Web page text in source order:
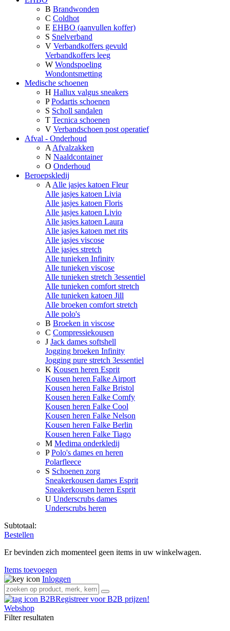
B Brandwonden
C Coldhot
E EHBO (aanvullen koffer)
S Snelverband
V Verbandkoffers gevuld
Verbandkoffers leeg
W Wondspoeling
Wondontsmetting
Medische schoenen
H Hallux valgus sneakers
P Podartis schoenen
S Scholl sandalen
T Tecnica schoenen
V Verbandschoen post operatief
Afval - Onderhoud
A Afvalzakken
N Naaldcontainer
O Onderhoud
Beroepskledij
A Alle jasjes katoen Fleur
Alle jasjes katoen Livia
Alle jasjes katoen Floris
Alle jasjes katoen Livio
Alle jasjes katoen Laura
Alle jasjes katoen met rits
Alle jasjes viscose
Alle jasjes stretch
Alle tunieken Infinity
Alle tunieken viscose
Alle tunieken stretch 3essentiel
Alle tunieken comfort stretch
Alle tunieken katoen Jill
Alle broeken comfort stretch
Alle polo's
B Broeken in viscose
C Compressiekousen
J Jack dames softshell
Jogging broeken Infinity
Jogging pure stretch 3essentiel
K Kousen heren Esprit
Kousen heren Falke Airport
Kousen heren Falke Bristol
Kousen heren Falke Comfy
Kousen heren Falke Cool
Kousen heren Falke Nelson
Kousen heren Falke Berlin
Kousen heren Falke Tiago
M Medima onderkledij
P Polo's dames en heren
Polarfleece
S Schoenen zorg
Sneakerkousen dames Esprit
Sneakerkousen heren Esprit
U Underscrubs dames
Underscrubs heren
Subtotaal:
Bestellen
Er bevinden zich momenteel geen items in uw winkelwagen.
Items toevoegen
Inloggen
Registreer voor B2B prijzen!
Webshop
Filter resultaten